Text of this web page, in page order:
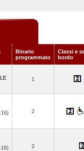
Binario
programmato
Classi e
bordo
1
2
2